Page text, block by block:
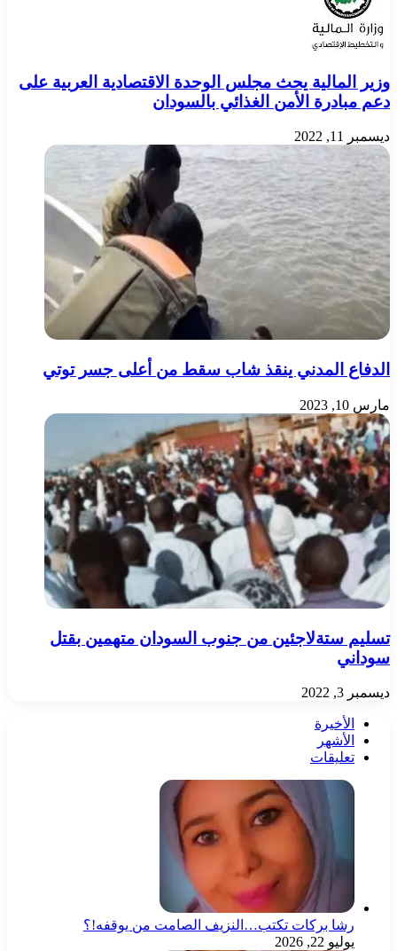
وزير المالية يحث مجلس الوحدة الاقتصادية العربية على
دعم مبادرة الأمن الغذائي بالسودان
ديسمبر 11, 2022
الدفاع المدني ينقذ شاب سقط من أعلى جسر توتي
مارس 10, 2023
تسليم ستةلاجئين من جنوب السودان متهمين بقتل
سوداني
ديسمبر 3, 2022
الأخيرة
الأشهر
تعليقات
رشا بركات تكتب…النزيف الصامت من يوقفه!؟
يوليو 22, 2026